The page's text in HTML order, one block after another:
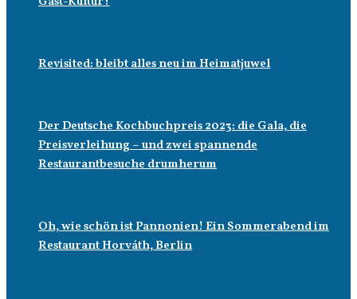
Revisited: bleibt alles neu im Heimatjuwel
Der Deutsche Kochbuchpreis 2023: die Gala, die
Preisverleihung – und zwei spannende
Restaurantbesuche drumherum
Oh, wie schön ist Pannonien! Ein Sommerabend im
Restaurant Horváth, Berlin